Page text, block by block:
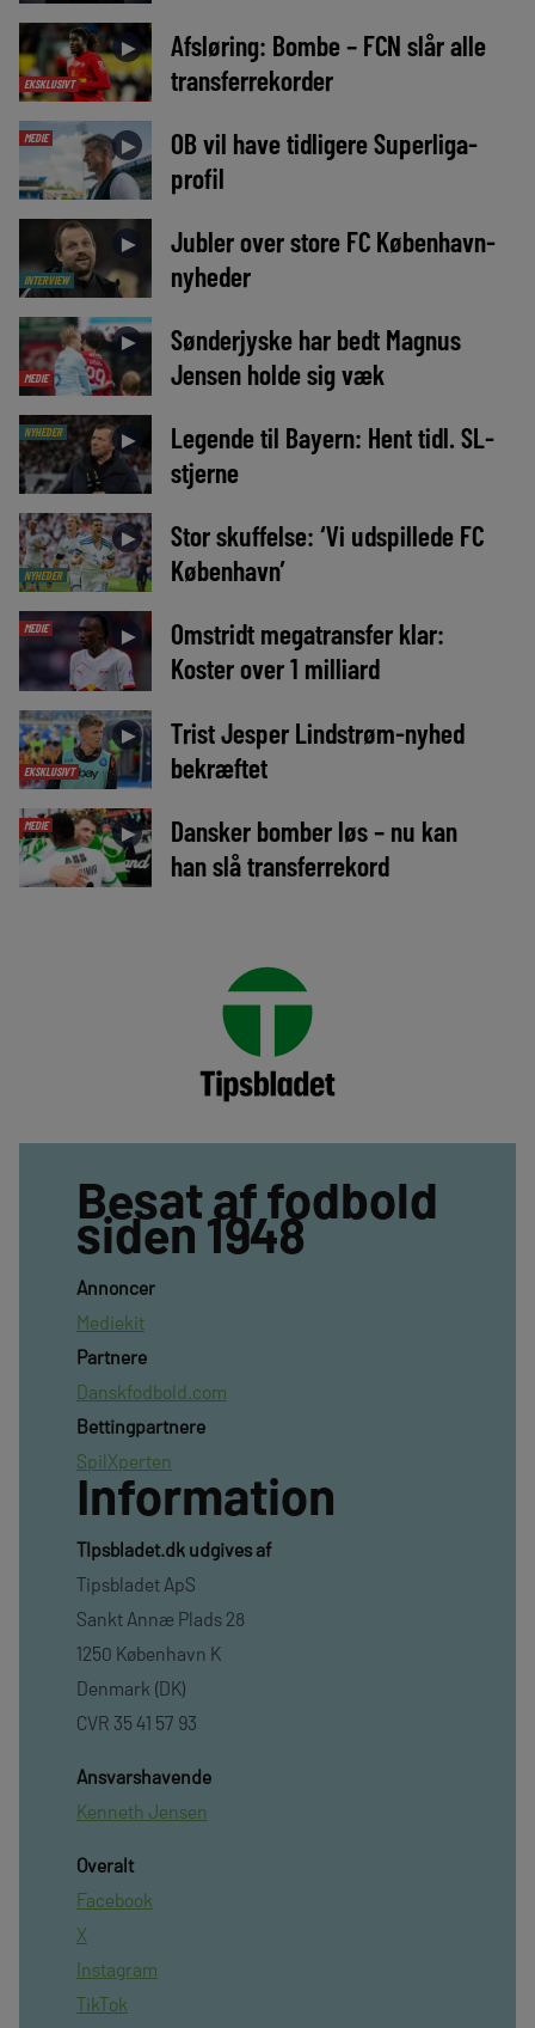
EKSKLUSIVT
►
Afsløring: Bombe – FCN slår alle
transferrekorder
MEDIE ►
OB vil have tidligere Superliga-
profil
INTERVIEW
►
Jubler over store FC København-
nyheder
MEDIE
►
Sønderjyske har bedt Magnus
Jensen holde sig væk
NYHEDER ►
Legende til Bayern: Hent tidl. SL-
stjerne
NYHEDER
►
Stor skuffelse: ‘Vi udspillede FC
København’
MEDIE ►
Omstridt megatransfer klar:
Koster over 1 milliard
EKSKLUSIVT
►
Trist Jesper Lindstrøm-nyhed
bekræftet
MEDIE ►
Dansker bomber løs – nu kan
han slå transferrekord
Besat af fodbold
siden 1948
Annoncer
Mediekit
Partnere
Danskfodbold.com
Bettingpartnere
SpilXperten
Information
TIpsbladet.dk udgives af
Tipsbladet ApS
Sankt Annæ Plads 28
1250 København K
Denmark (DK)
CVR 35 41 57 93
Ansvarshavende
Kenneth Jensen
Overalt
Facebook
X
Instagram
TikTok